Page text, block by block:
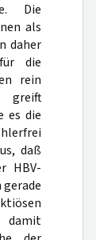
Die
als
daher
die
rein
greift
es die
daß
HBV-
damit